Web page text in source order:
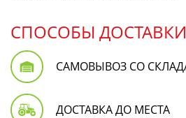
СПОСОБЫ ДОСТАВКИ
САМОВЫВОЗ СО
ДОСТАВКА ДО МЕСТА